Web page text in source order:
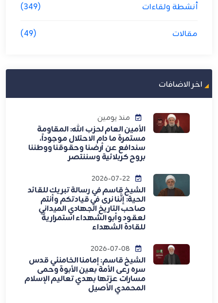
أنشطة ولقاءات (349)
مقالات (49)
اخر الاضافات
منذ يومين
الأمين العام لحزب الله: المقاومة
مستمرة ما دام الاحتلال موجوداً،
سندافع عن أرضنا وحقوقنا ووطننا
بروح كربلائية وسننتصر
الشيخ قاسم في رسالة تبريك للقائد
الحية: إنَّنا نرى في قيادتكم وأنتم
صاحب التاريخ الجهادي الميداني
لعقود وأبو الشهداء استمراريةً
للقادة الشهداء
الشيخ قاسم: إمامنا الخامنئي قدس
سره رعى الأمة بعين الأبوة وحمى
مسارات عزتها بهدي تعاليم الإسلام
المحمدي الأصيل